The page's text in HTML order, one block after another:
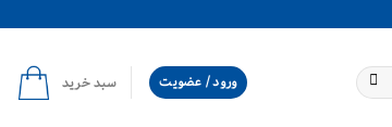
ورود / عضویت سبد خرید